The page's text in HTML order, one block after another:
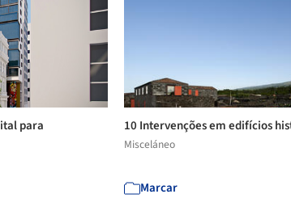
para
10 Intervenções em edifícios
Misceláneo
Marcar